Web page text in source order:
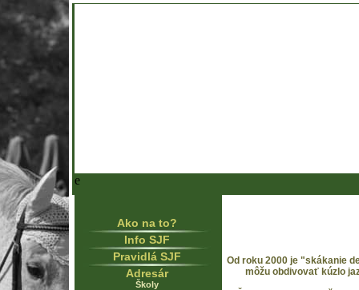
e
Ako na to?
Info SJF
Pravidlá SJF
Adresár
Školy
Od roku 2000 je "skákanie
môžu obdivovať kúzlo